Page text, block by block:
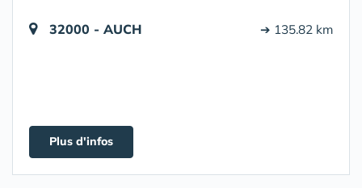
32000 - AUCH ➔ 135.82 km
Plus d'infos